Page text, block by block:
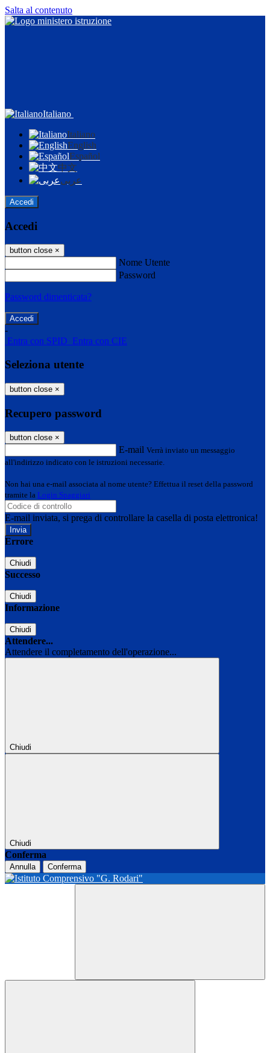
Salta al contenuto
Italiano
Italiano
English
Español
中文
عربى
Accedi
Accedi
button close ×
Nome Utente
Password
Password dimenticata?
-
Entra con SPID Entra con CIE
Seleziona utente
button close ×
Recupero password
button close ×
E-mail Verrà inviato un messaggio
all'indirizzo indicato con le istruzioni necessarie.
Non hai una e-mail associata al nome utente? Effettua il reset della password
tramite la Login Spaggiari
E-mail inviata, si prega di controllare la casella di posta elettronica!
Errore
Chiudi
Successo
Chiudi
Informazione
Chiudi
Attendere...
Attendere il completamento dell'operazione...
Chiudi
Chiudi
Conferma
Annulla Conferma